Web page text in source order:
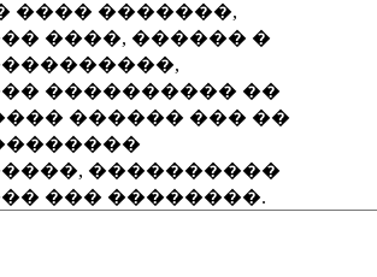
���� �������,
����, ������ �
���������� ��
������ ��� ��
����������
��� ��������.